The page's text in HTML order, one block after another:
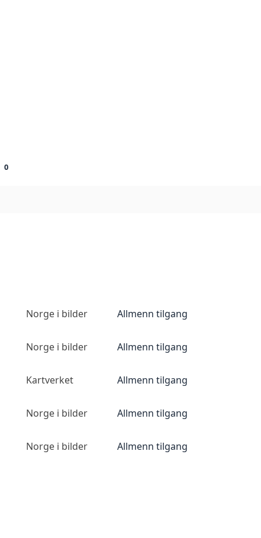
0
Norge i bilder Allmenn tilgang
Norge i bilder Allmenn tilgang
Kartverket Allmenn tilgang
Norge i bilder Allmenn tilgang
Norge i bilder Allmenn tilgang